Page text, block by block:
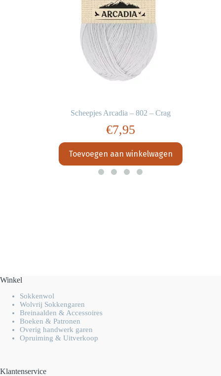
Scheepjes Arcadia – 802 – Crag
€7,95
Toevoegen aan winkelwagen
Winkel
Sokkenwol
Wolvrij Sokkengaren
Breinaalden & Accessoires
Boeken & Patronen
Overig handwerk garen
Opruiming & Uitverkoop
Klantenservice